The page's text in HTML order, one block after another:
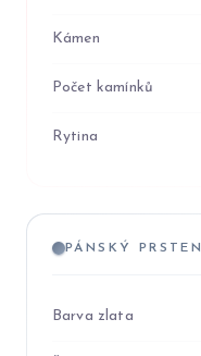
Kámen
Počet kamínků
Rytina
PÁNSKÝ PRSTEN
Barva zlata